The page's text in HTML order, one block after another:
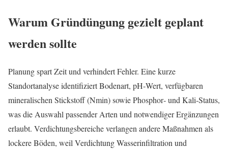
Warum Gründüngung gezielt geplant
werden sollte
Planung spart Zeit und verhindert Fehler. Eine kurze
Standortanalyse identifiziert Bodenart, pH‑Wert, verfügbaren
mineralischen Stickstoff (Nmin) sowie Phosphor‑ und Kali‑Status,
was die Auswahl passender Arten und notwendiger Ergänzungen
erlaubt. Verdichtungsbereiche verlangen andere Maßnahmen als
lockere Böden, weil Verdichtung Wasserinfiltration und